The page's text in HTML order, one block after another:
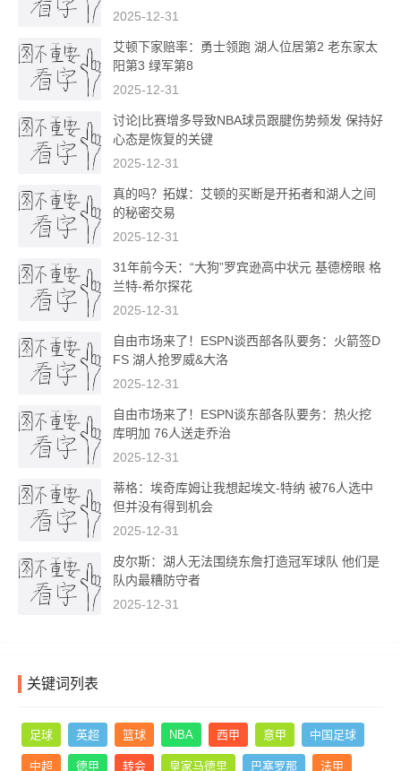
2025-12-31
艾顿下家赔率：勇士领跑 湖人位居第2 老东家太
阳第3 绿军第8
2025-12-31
讨论|比赛增多导致NBA球员跟腱伤势频发 保持好
心态是恢复的关键
2025-12-31
真的吗？拓媒：艾顿的买断是开拓者和湖人之间
的秘密交易
2025-12-31
31年前今天：“大狗”罗宾逊高中状元 基德榜眼 格
兰特-希尔探花
2025-12-31
自由市场来了！ESPN谈西部各队要务：火箭签D
FS 湖人抢罗威&大洛
2025-12-31
自由市场来了！ESPN谈东部各队要务：热火挖
库明加 76人送走乔治
2025-12-31
蒂格：埃奇库姆让我想起埃文-特纳 被76人选中
但并没有得到机会
2025-12-31
皮尔斯：湖人无法围绕东詹打造冠军球队 他们是
队内最糟防守者
2025-12-31
关键词列表
足球 英超 篮球 NBA 西甲 意甲 中国足球
中超 德甲 转会 皇家马德里 巴塞罗那 法甲